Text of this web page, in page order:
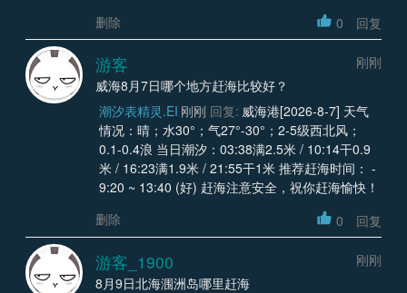
删除
0 回复
游客
刚刚
威海8月7日哪个地方赶海比较好？
潮汐表精灵.EI 刚刚 回复: 威海港[2026-8-7] 天气
情况：晴；水30°；气27°-30°；2-5级西北风；
0.1-0.4浪 当日潮汐：03:38满2.5米 / 10:14干0.9
米 / 16:23满1.9米 / 21:55干1米 推荐赶海时间： -
9:20 ~ 13:40 (好) 赶海注意安全，祝你赶海愉快！
删除
0 回复
游客_1900
刚刚
8月9日北海涠洲岛哪里赶海